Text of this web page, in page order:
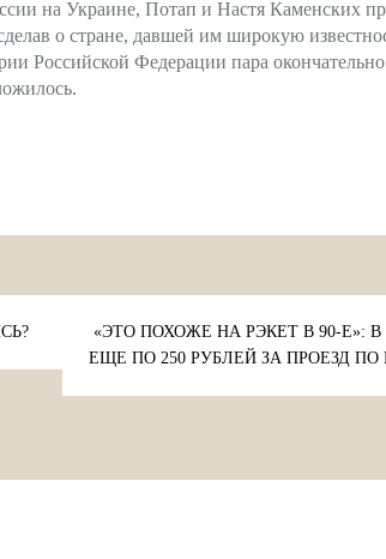
на Украине, Потап и Настя Каменских
о стране, давшей им широкую
Российской Федерации пара окончательно
«ЭТО ПОХОЖЕ НА РЭКЕТ В 90-Е»:
ЕЩЕ ПО 250 РУБЛЕЙ ЗА ПРОЕЗД